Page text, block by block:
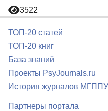
3522
ТОП-20 статей
ТОП-20 книг
База знаний
Проекты PsyJournals.ru
История журналов МГППУ
Партнеры портала